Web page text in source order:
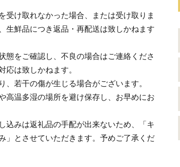
受け取れなかった場合、または受け取りま
生鮮品につき返品・再配送は致しかねます
態をご確認し、不良の場合はご連絡くださ
応は致しかねます。
若干の傷が生じる場合がございます。
高温多湿の場所を避け保存し、お早めにお
込みは返礼品の手配が出来ないため、「キ
」とさせていただきます。予めご了承くだ